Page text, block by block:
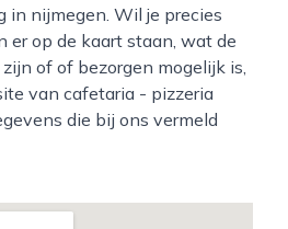
in nijmegen. Wil je precies
op de kaart staan, wat de
of of bezorgen mogelijk is,
van cafetaria - pizzeria
die bij ons vermeld